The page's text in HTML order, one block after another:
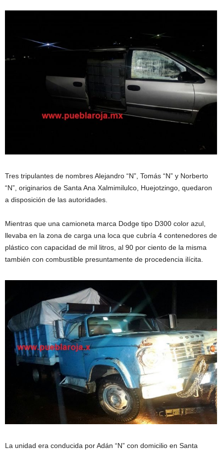
Tres tripulantes de nombres Alejandro “N”, Tomás “N” y Norberto
“N”, originarios de Santa Ana Xalmimilulco, Huejotzingo, quedaron
a disposición de las autoridades.
Mientras que una camioneta marca Dodge tipo D300 color azul,
llevaba en la zona de carga una loca que cubría 4 contenedores de
plástico con capacidad de mil litros, al 90 por ciento de la misma
también con combustible presuntamente de procedencia ilícita.
La unidad era conducida por Adán “N” con domicilio en Santa